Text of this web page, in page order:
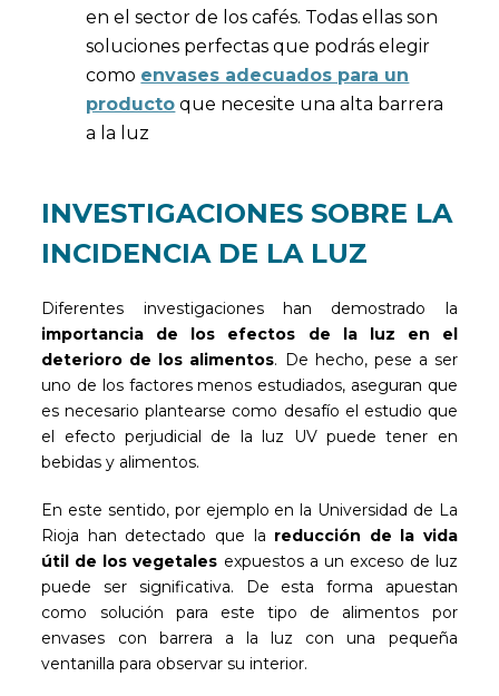
en el sector de los cafés. Todas ellas son
soluciones perfectas que podrás elegir
como envases adecuados para un
producto que necesite una alta barrera
a la luz
INVESTIGACIONES SOBRE LA
INCIDENCIA DE LA LUZ
Diferentes investigaciones han demostrado la
importancia de los efectos de la luz en el
deterioro de los alimentos. De hecho, pese a ser
uno de los factores menos estudiados, aseguran que
es necesario plantearse como desafío el estudio que
el efecto perjudicial de la luz UV puede tener en
bebidas y alimentos.
En este sentido, por ejemplo en la Universidad de La
Rioja han detectado que la reducción de la vida
útil de los vegetales expuestos a un exceso de luz
puede ser significativa. De esta forma apuestan
como solución para este tipo de alimentos por
envases con barrera a la luz con una pequeña
ventanilla para observar su interior.